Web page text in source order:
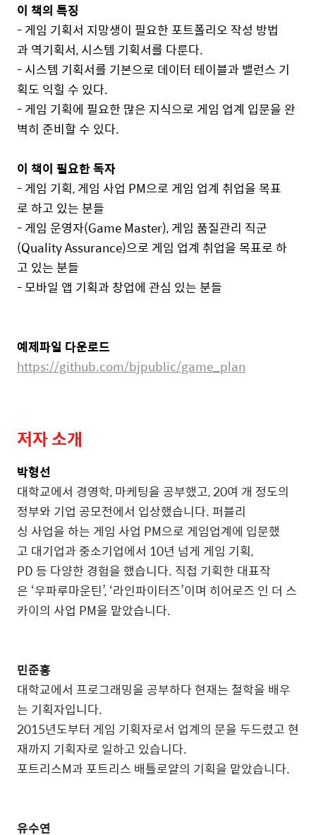
이 책의 특징
- 게임 기획서 지망생이 필요한 포트폴리오 작성 방법
과 역기획서, 시스템 기획서를 다룬다.
- 시스템 기획서를 기본으로 데이터 테이블과 밸런스 기
획도 익힐 수 있다.
- 게임 기획에 필요한 많은 지식으로 게임 업계 입문을 완
벽히 준비할 수 있다.
이 책이 필요한 독자
- 게임 기획, 게임 사업 PM으로 게임 업계 취업을 목표
로 하고 있는 분들
- 게임 운영자(Game Master), 게임 품질관리 직군
(Quality Assurance)으로 게임 업계 취업을 목표로 하
고 있는 분들
- 모바일 앱 기획과 창업에 관심 있는 분들
예제파일 다운로드
https://github.com/bjpublic/game_plan
저자 소개
박형선
대학교에서 경영학, 마케팅을 공부했고, 20여 개 정도의
정부와 기업 공모전에서 입상했습니다. 퍼블리
싱 사업을 하는 게임 사업 PM으로 게임업계에 입문했
고 대기업과 중소기업에서 10년 넘게 게임 기획,
PD 등 다양한 경험을 했습니다. 직접 기획한 대표작
은 ‘우파루마운틴’, ‘라인파이터즈’이며 히어로즈 인 더 스
카이의 사업 PM을 맡았습니다.
민준홍
대학교에서 프로그래밍을 공부하다 현재는 철학을 배우
는 기획자입니다.
2015년도부터 게임 기획자로서 업계의 문을 두드렸고 현
재까지 기획자로 일하고 있습니다.
포트리스M과 포트리스 배틀로얄의 기획을 맡았습니다.
유수연